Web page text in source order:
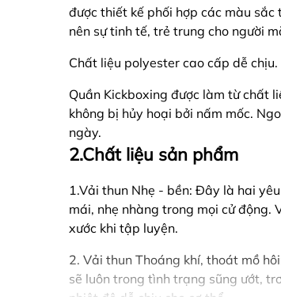
được thiết kế phối hợp các màu
nên sự tinh tế, trẻ trung cho người
Chất liệu polyester cao cấp dễ chịu.
Quần Kickboxing được làm từ chất
không bị hủy hoại bởi nấm mốc.
ngày.
2.Chất liệu sản phẩm
1.Vải thun Nhẹ - bền: Đây là hai
mái, nhẹ nhàng trong mọi cử động.
xước khi tập luyện.
2. Vải thun Thoáng khí, thoát mồ
sẽ luôn trong tình trạng sũng ướt,